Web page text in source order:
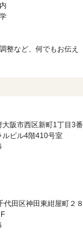
整など、何でもお伝え
阪市西区新町1丁目3番
ルビル4階410号室
代田区神田東紺屋町２８